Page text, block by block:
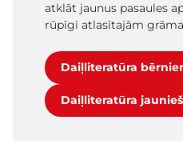
atklāt jaunus pasaules
rūpīgi atlasītajām
Daiļliteratūra
Daiļliteratūra